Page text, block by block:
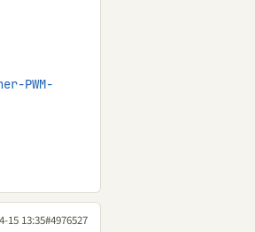
PWM-
15 13:35#4976527